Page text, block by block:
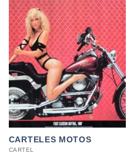
CARTELES MOTOS
CARTEL